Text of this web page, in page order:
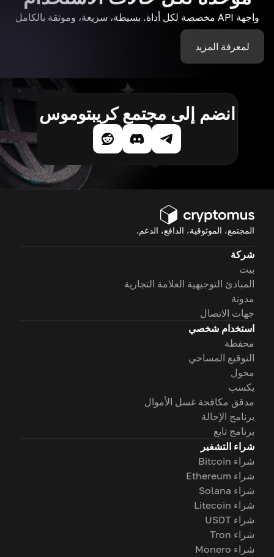
واجهة API مخصصة لكل أداة. بسيطة، سريعة، وموثقة بالكامل
لمعرفة المزيد
انضم إلى مجتمع كريبتوموس
المجتمع، الموثوقية، الدافع، الدعم.
شركة
بيت
المبادئ التوجيهية العلامة التجارية
مدونة
جهات الاتصال
استخدام شخصي
محفظة
التوقيع المساحي
محول
يكسب
مدقق مكافحة غسل الأموال
برنامج الإحالة
برنامج تابع
شراء التشفير
شراء Bitcoin
شراء Ethereum
شراء Solana
شراء Litecoin
شراء USDT
شراء Tron
شراء Monero